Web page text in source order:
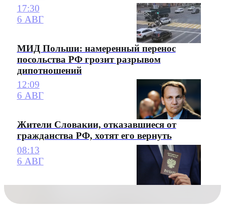
17:30
6 АВГ
МИД Польши: намеренный перенос
посольства РФ грозит разрывом
дипотношений
12:09
6 АВГ
Жители Словакии, отказавшиеся от
гражданства РФ, хотят его вернуть
08:13
6 АВГ